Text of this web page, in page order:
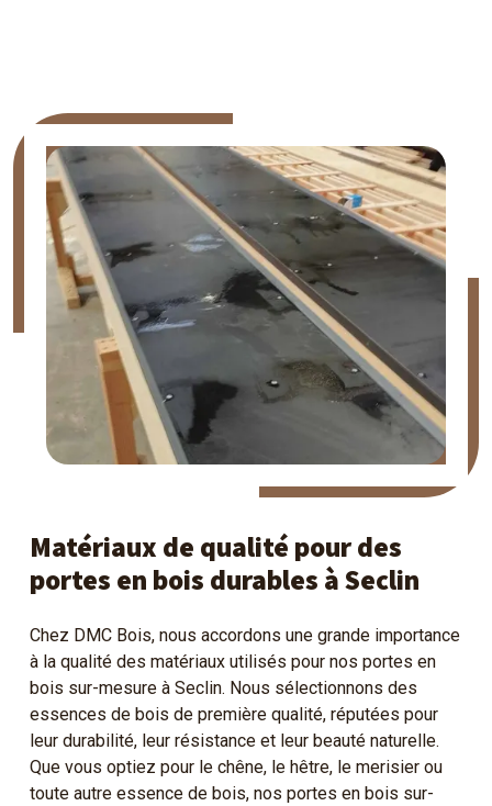
Matériaux de qualité pour des
portes en bois durables à Seclin
Chez DMC Bois, nous accordons une grande importance
à la qualité des matériaux utilisés pour nos portes en
bois sur-mesure à Seclin. Nous sélectionnons des
essences de bois de première qualité, réputées pour
leur durabilité, leur résistance et leur beauté naturelle.
Que vous optiez pour le chêne, le hêtre, le merisier ou
toute autre essence de bois, nos portes en bois sur-